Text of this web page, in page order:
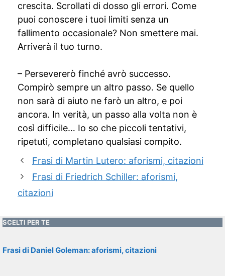
crescita. Scrollati di dosso gli errori. Come
puoi conoscere i tuoi limiti senza un
fallimento occasionale? Non smettere mai.
Arriverà il tuo turno.
– Persevererò finché avrò successo.
Compirò sempre un altro passo. Se quello
non sarà di aiuto ne farò un altro, e poi
ancora. In verità, un passo alla volta non è
così difficile… Io so che piccoli tentativi,
ripetuti, completano qualsiasi compito.
Frasi di Martin Lutero: aforismi, citazioni
Frasi di Friedrich Schiller: aforismi,
citazioni
SCELTI PER TE
Frasi di Daniel Goleman: aforismi, citazioni